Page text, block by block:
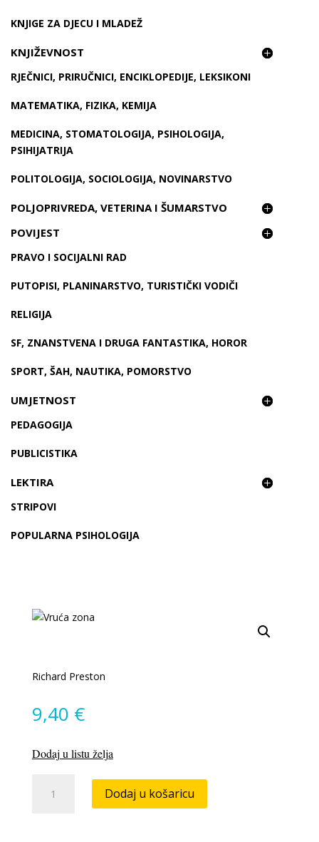
KNJIGE ZA DJECU I MLADEŽ
KNJIŽEVNOST
RJEČNICI, PRIRUČNICI, ENCIKLOPEDIJE, LEKSIKONI
MATEMATIKA, FIZIKA, KEMIJA
MEDICINA, STOMATOLOGIJA, PSIHOLOGIJA,
PSIHIJATRIJA
POLITOLOGIJA, SOCIOLOGIJA, NOVINARSTVO
POLJOPRIVREDA, VETERINA I ŠUMARSTVO
POVIJEST
PRAVO I SOCIJALNI RAD
PUTOPISI, PLANINARSTVO, TURISTIČKI VODIČI
RELIGIJA
SF, ZNANSTVENA I DRUGA FANTASTIKA, HOROR
SPORT, ŠAH, NAUTIKA, POMORSTVO
UMJETNOST
PEDAGOGIJA
PUBLICISTIKA
LEKTIRA
STRIPOVI
POPULARNA PSIHOLOGIJA
Richard Preston
9,40 €
Dodaj u listu želja
zona
Dodaj u košaricu